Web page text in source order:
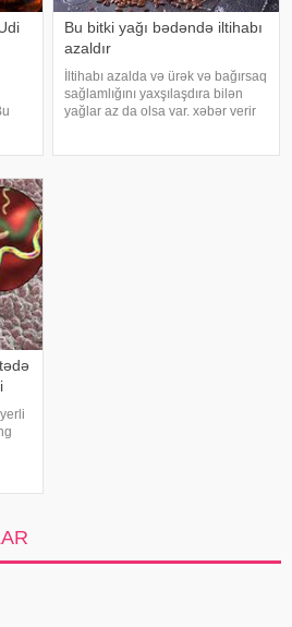
ki,
Bu bitki yağı bədəndə iltihabı
azaldır
İltihabı azalda və ürək və bağırsaq
sağlamlığını yaxşılaşdıra bilən
yağlar az da olsa var. xəbər verir